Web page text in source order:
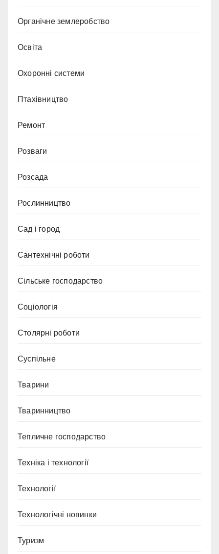
Органічне землеробство
Освіта
Охоронні системи
Птахівництво
Ремонт
Розваги
Розсада
Рослинництво
Сад і город
Сантехнічні роботи
Сільське господарство
Соціологія
Столярні роботи
Суспільне
Тварини
Тваринництво
Тепличне господарство
Техніка і технології
Технології
Технологічні новинки
Туризм